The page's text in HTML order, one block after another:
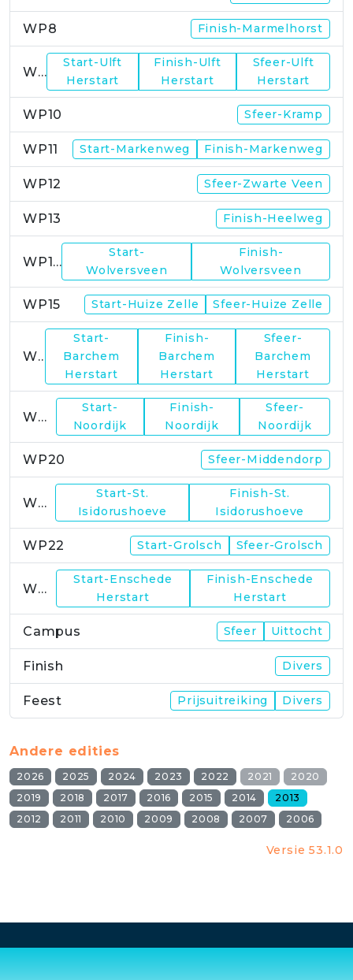
WP8 Finish-Marmelhorst
WP9
Start-Ulft
Herstart
Finish-Ulft
Herstart
Sfeer-Ulft
Herstart
WP10 Sfeer-Kramp
WP11 Start-Markenweg Finish-Markenweg
WP12 Sfeer-Zwarte Veen
WP13 Finish-Heelweg
WP14
Start-
Wolversveen
Finish-
Wolversveen
WP15 Start-Huize Zelle Sfeer-Huize Zelle
WP17
Start-
Barchem
Herstart
Finish-
Barchem
Herstart
Sfeer-
Barchem
Herstart
WP19
Start-
Noordijk
Finish-
Noordijk
Sfeer-
Noordijk
WP20 Sfeer-Middendorp
WP21
Start-St.
Isidorushoeve
Finish-St.
Isidorushoeve
WP22 Start-Grolsch Sfeer-Grolsch
WP23
Start-Enschede
Herstart
Finish-Enschede
Herstart
Campus Sfeer Uittocht
Finish Divers
Feest Prijsuitreiking Divers
Andere edities
2026 2025 2024 2023 2022 2021
2020
2019
2018 2017 2016 2015 2014
2013
2012
2011 2010 2009 2008 2007 2006
Versie 53.1.0